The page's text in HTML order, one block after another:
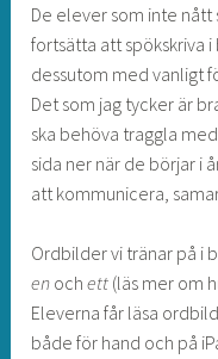
De elever som inte nått
fortsätta att spökskriva
dessutom med vanligt
Det som jag tycker är
ska behöva traggla
sida ner när de börjar i
att kommunicera,
Ordbilder vi tränar på i
en ochett (läs mer om
Eleverna får läsa
både för hand och på